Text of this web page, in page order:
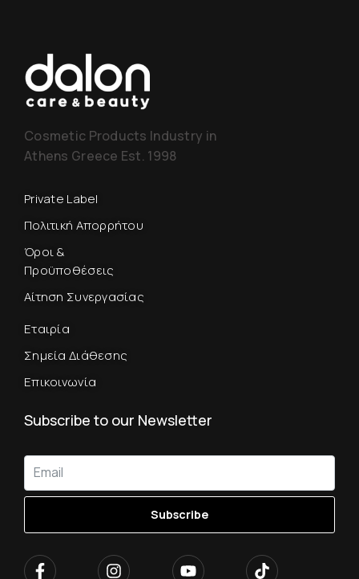
Cosmetic Products Industry in
Athens Greece Est. 1998
Private Label
Πολιτική Απορρήτου
Όροι &
Προϋποθέσεις
Αίτηση Συνεργασίας
Εταιρία
Σημεία Διάθεσης
Επικοινωνία
Subscribe to our Newsletter
Subscribe